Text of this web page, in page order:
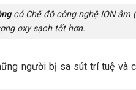
có Chế độ công nghệ ION âm
oxy sạch tốt hơn.